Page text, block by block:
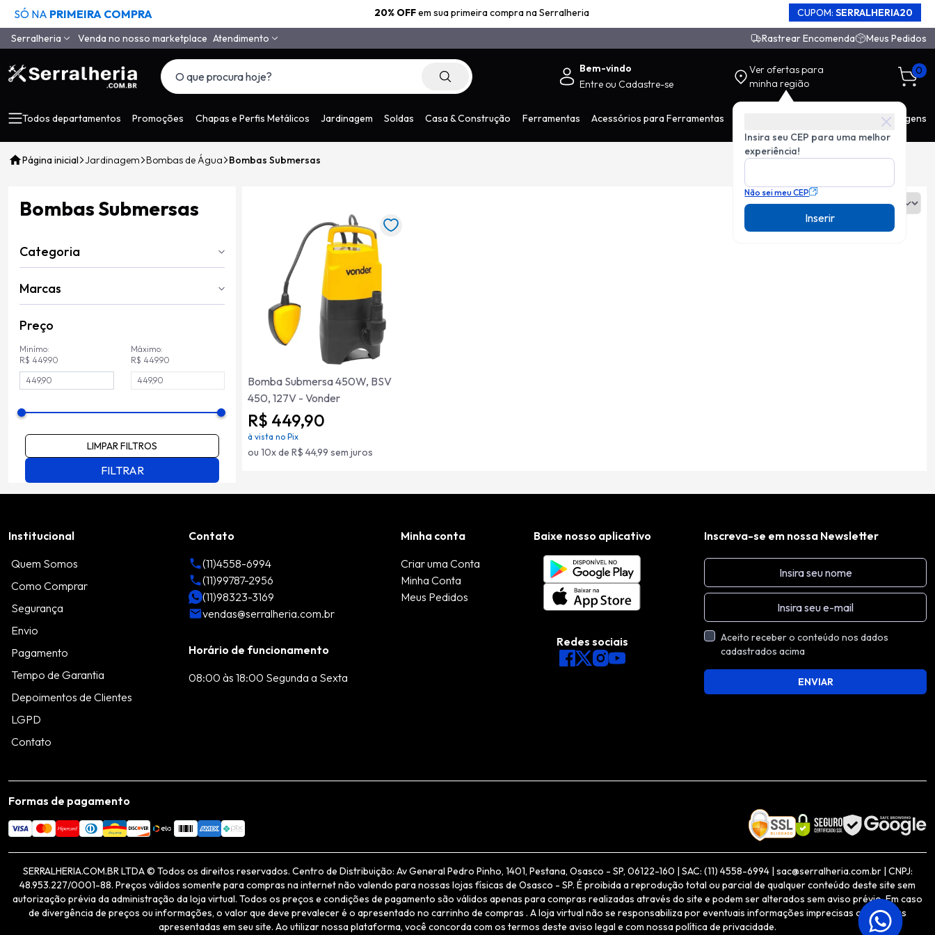
SÓ NA PRIMEIRA COMPRA 20% OFFem sua primeira compra na Serralheria CUPOM: SERRALHERIA20
Serralheria
Quem Somos
Segurança
Pagamento
Depoimentos de Clientes
Venda no nosso marketplace Atendimento
(11) 4558-6994
(11) 97650-9985
Rastrear Encomenda Meus Pedidos
Bem-vindo
Entre ou Cadastre-se
Ver ofertas para
minha região
Insira seu CEP para uma melhor
experiência!
Não sei meu CEP
Inserir
0
Todos departamentos Promoções Chapas e Perfis Metálicos Jardinagem Soldas Casa & Construção Ferramentas Acessórios para Ferramentas Ferragens
Página inicial Jardinagem Bombas de Água Bombas Submersas
Bombas Submersas
Categoria
Marcas
Preço
Minímo:
R$ 449.90
Máximo:
R$ 449.90
LIMPAR FILTROS
FILTRAR
Ordenar:
Bomba Submersa 450W, BSV
450, 127V - Vonder
R$ 449,90
à vista no Pix
ou 10x de R$ 44,99 sem juros
Institucional
Quem Somos
Como Comprar
Segurança
Envio
Pagamento
Tempo de Garantia
Depoimentos de Clientes
LGPD
Contato
Contato
(11)4558-6994
(11)99787-2956
(11)98323-3169
vendas@serralheria.com.br
Horário de funcionamento
08:00 às 18:00 Segunda a Sexta
Minha conta
Criar uma Conta
Minha Conta
Meus Pedidos
Baixe nosso aplicativo
Redes sociais
Inscreva-se em nossa Newsletter
Aceito receber o conteúdo nos dados
cadastrados acima
ENVIAR
Formas de pagamento
SERRALHERIA.COM.BR LTDA © Todos os direitos reservados. Centro de Distribuição: Av General Pedro Pinho, 1401, Pestana, Osasco - SP, 06122-160 | SAC: (11) 4558-6994 | sac@serralheria.com.br | CNPJ:
48.953.227/0001-88. Preços válidos somente para compras na internet não valendo para nossas lojas físicas de Osasco - SP. É proibida a reprodução total ou parcial de qualquer conteúdo deste site sem
autorização prévia da administração da loja virtual. Todos os preços e condições de pagamento são válidos apenas para compras realizadas através do site e podem ser alterados sem aviso prévio. Em caso
de divergência de preços ou informações, o valor que deve prevalecer é o apresentado no carrinho de compras . A loja virtual não se responsabiliza por eventuais informações imprecisas ou inexatas
apresentadas em seu site. Ao utilizar nossa plataforma, você concorda com os termos deste aviso legal e com nossa política de privacidade.